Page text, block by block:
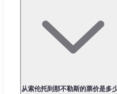
从索伦托到那不勒斯的票价是多